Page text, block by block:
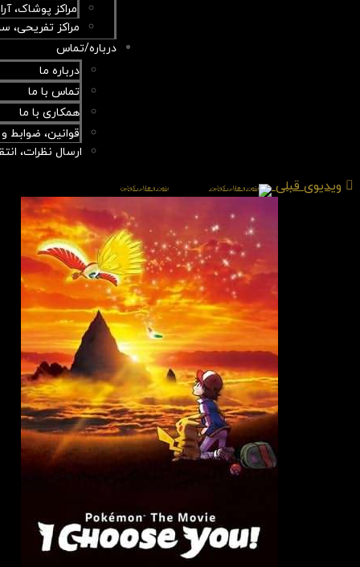
مراکز پوشاک،
مراکز تفریحی،
درباره/تماس
درباره ما
تماس با ما
همکاری با ما
قوانین، ضوابط
ارسال نظرات،
ویدیوی قبلی بتمن و هارلی کوئین